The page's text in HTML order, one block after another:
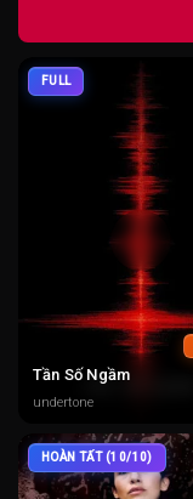
FULL
Tần Số Ngầm
undertone
HOÀN TẤT (10/10)